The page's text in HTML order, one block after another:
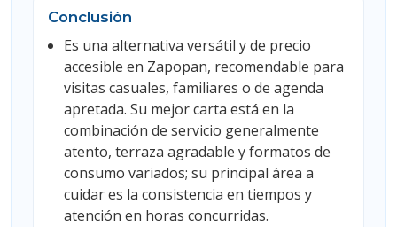
Conclusión
Es una alternativa versátil y de precio
accesible en Zapopan, recomendable para
visitas casuales, familiares o de agenda
apretada. Su mejor carta está en la
combinación de servicio generalmente
atento, terraza agradable y formatos de
consumo variados; su principal área a
cuidar es la consistencia en tiempos y
atención en horas concurridas.